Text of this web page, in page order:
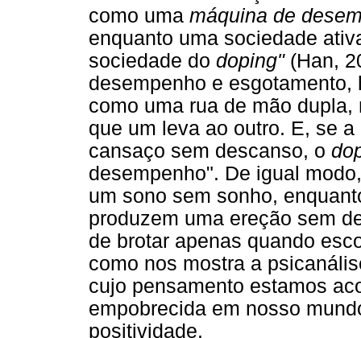
como uma máquina de
enquanto uma sociedade
sociedade do doping"(Han,
desempenho e
como uma rua de mão
que um leva ao outro. E, se
cansaço sem descanso, o
desempenho". De igual
um sono sem sonho,
produzem uma ereção sem
de brotar apenas quando
como nos mostra a
cujo pensamento estamos
empobrecida em nosso
positividade.